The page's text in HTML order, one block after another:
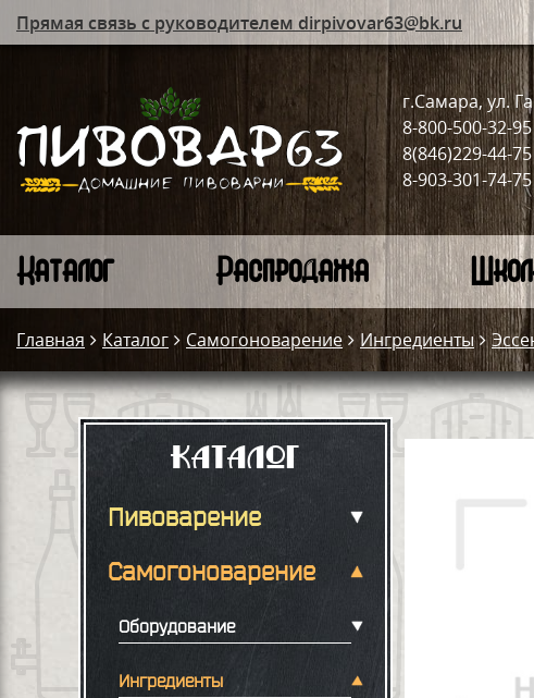
Прямая связь с руководителем dirpivovar63@bk.ru
г.Самара, ул.
8-800-500-32-95
8(846)229-44-75
8-903-301-74-75
Каталог Распродажа
Главная Каталог Самогоноварение Ингредиенты
Каталог
Пивоварение
Самогоноварение
Оборудование
Ингредиенты